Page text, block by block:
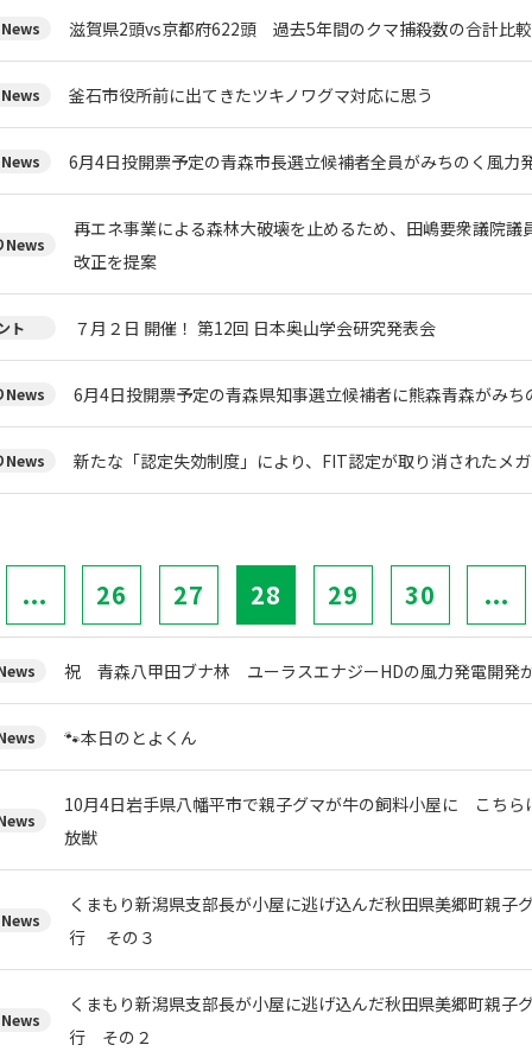
滋賀県2頭vs京都府622頭 過去5年間のクマ捕殺数の合計比
釜石市役所前に出てきたツキノワグマ対応に思う
6月4日投開票予定の青森市長選立候補者全員がみちのく風力
News
再エネ事業による森林大破壊を止めるため、田嶋要衆議院議
改正を提案
ト ７月２日 開催！ 第12回 日本奥山学会研究発表会
News 6月4日投開票予定の青森県知事選立候補者に熊森青森がみ
News 新たな「認定失効制度」により、FIT認定が取り消されたメ
... 26 27 28 29 30 ...
祝 青森八甲田ブナ林 ユーラスエナジーHDの風力発電開発
🐾本日のとよくん
10月4日岩手県八幡平市で親子グマが牛の飼料小屋に こちら
放獣
くまもり新潟県支部長が小屋に逃げ込んだ秋田県美郷町親子
行 その３
くまもり新潟県支部長が小屋に逃げ込んだ秋田県美郷町親子
行 その２